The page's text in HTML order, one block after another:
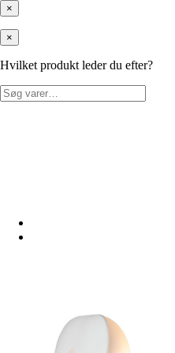
×
×
Hvilket produkt leder du efter?
Søg
efter: